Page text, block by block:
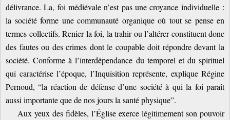
délivrance. La, foi médiévale n’est pas une croyance individuelle :
la société forme une communauté organique où tout se pense en
termes collectifs. Renier la foi, la trahir ou l’altérer constituent donc
des fautes ou des crimes dont le coupable doit répondre devant la
société. Conforme à l’interdépendance du temporel et du spirituel
qui caractérise l’époque, l’Inquisition représente, explique Régine
Pernoud, “la réaction de défense d’une société à qui la foi paraît
aussi importante que de nos jours la santé physique”.
Aux yeux des fidèles, l’Église exerce légitimement son pouvoir